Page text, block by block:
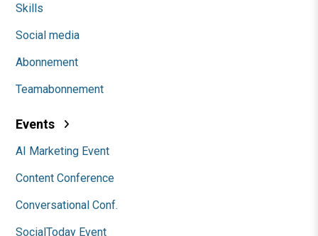
Skills
Social media
Abonnement
Teamabonnement
Events
AI Marketing Event
Content Conference
Conversational Conf.
SocialToday Event